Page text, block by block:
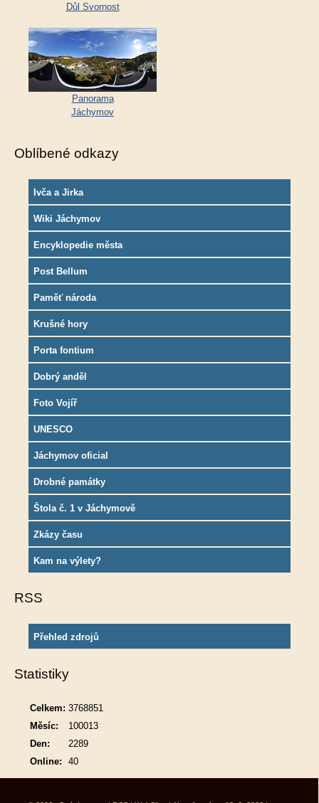
Důl Svornost
Panorama
Jáchymov
Oblíbené odkazy
Ivča a Jirka
Wiki Jáchymov
Encyklopedie města
Post Bellum
Paměť národa
Krušné hory
Porta fontium
Dobrý anděl
Foto Vojíř
UNESCO
Jáchymov oficial
Drobné památky
Štola č. 1 v Jáchymově
Zkázy času
Kam na výlety?
RSS
Přehled zdrojů
Statistiky
Online: 40
Celkem: 3768851
Měsíc:
100013
Den:
2289